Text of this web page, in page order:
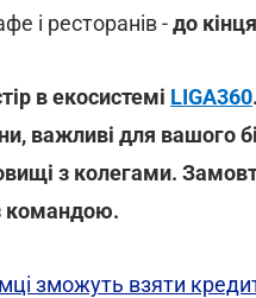
і ресторанів -до
в екосистемі LIGA360
важливі для вашого
з колегами.
командою.
зможуть взяти